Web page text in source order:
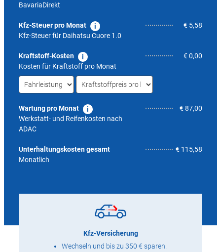
BavariaDirekt
Kfz-Steuer pro Monat
Kfz-Steuer für Daihatsu Cuore 1.0
€ 5,58
Kraftstoff-Kosten
Kosten für Kraftstoff pro Monat
€ 0,00
Wartung pro Monat
Werkstatt- und Reifenkosten nach
ADAC
€ 87,00
Unterhaltungskosten gesamt
Monatlich
€ 115,58
Kfz-Versicherung
Wechseln und bis zu 350 € sparen!